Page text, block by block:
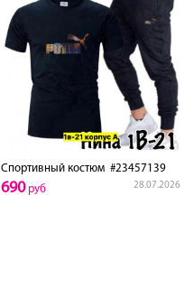
Спортивный костюм #23457139
28.07.2026
690руб